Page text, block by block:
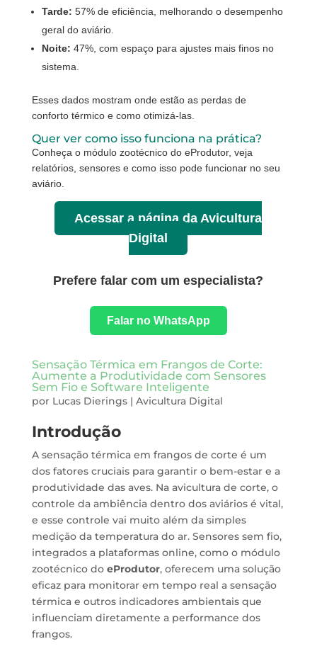
Tarde: 57% de eficiência, melhorando o desempenho
geral do aviário.
Noite: 47%, com espaço para ajustes mais finos no
sistema.
Esses dados mostram onde estão as perdas de
conforto térmico e como otimizá-las.
Quer ver como isso funciona na prática?
Conheça o módulo zootécnico do eProdutor, veja
relatórios, sensores e como isso pode funcionar no seu
aviário.
Acessar a página da Avicultura
Digital
Prefere falar com um especialista?
Falar no WhatsApp
Sensação Térmica em Frangos de Corte:
Aumente a Produtividade com Sensores
Sem Fio e Software Inteligente
por Lucas Dierings| Avicultura Digital
Introdução
A sensação térmica em frangos de corte é um
dos fatores cruciais para garantir o bem-estar e a
produtividade das aves. Na avicultura de corte, o
controle da ambiência dentro dos aviários é vital,
e esse controle vai muito além da simples
medição da temperatura do ar. Sensores sem fio,
integrados a plataformas online, como o módulo
zootécnico do eProdutor, oferecem uma solução
eficaz para monitorar em tempo real a sensação
térmica e outros indicadores ambientais que
influenciam diretamente a performance dos
frangos.